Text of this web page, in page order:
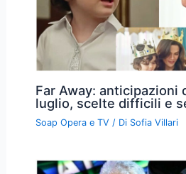
Far Away: anticipazioni
luglio, scelte difficili e
Soap Opera e TV / Di Sofia Villari